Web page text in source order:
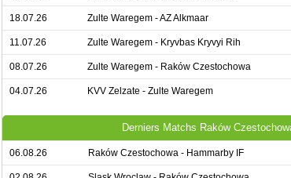
18.07.26 Zulte Waregem - AZ Alkmaar
11.07.26 Zulte Waregem - Kryvbas Kryvyi Rih
08.07.26 Zulte Waregem - Raków Czestochowa
04.07.26 KVV Zelzate - Zulte Waregem
Derniers Matchs Raków
06.08.26 Raków Czestochowa - Hammarby IF